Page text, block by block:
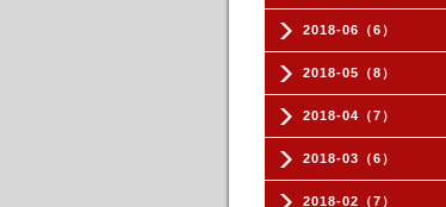
2018-06（6）
2018-05（8）
2018-04（7）
2018-03（6）
2018-02（7）